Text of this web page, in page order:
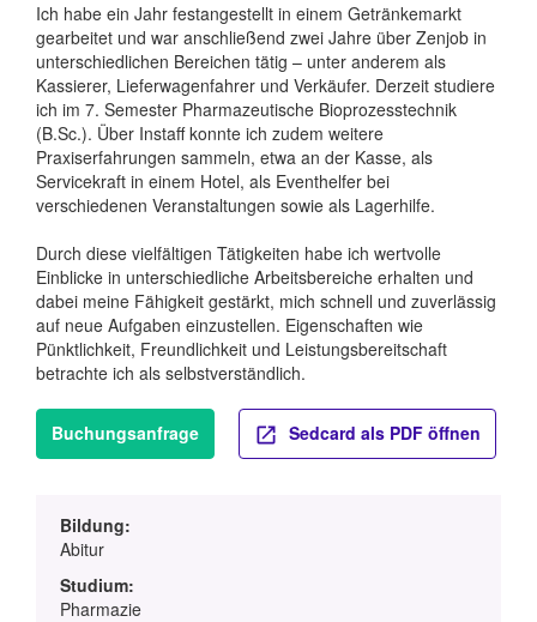
Ich habe ein Jahr festangestellt in einem Getränkemarkt
gearbeitet und war anschließend zwei Jahre über Zenjob in
unterschiedlichen Bereichen tätig – unter anderem als
Kassierer, Lieferwagenfahrer und Verkäufer. Derzeit studiere
ich im 7. Semester Pharmazeutische Bioprozesstechnik
(B.Sc.). Über Instaff konnte ich zudem weitere
Praxiserfahrungen sammeln, etwa an der Kasse, als
Servicekraft in einem Hotel, als Eventhelfer bei
verschiedenen Veranstaltungen sowie als Lagerhilfe.
Durch diese vielfältigen Tätigkeiten habe ich wertvolle
Einblicke in unterschiedliche Arbeitsbereiche erhalten und
dabei meine Fähigkeit gestärkt, mich schnell und zuverlässig
auf neue Aufgaben einzustellen. Eigenschaften wie
Pünktlichkeit, Freundlichkeit und Leistungsbereitschaft
betrachte ich als selbstverständlich.
Buchungsanfrage Sedcard als PDF öffnen
Bildung:
Abitur
Studium:
Pharmazie